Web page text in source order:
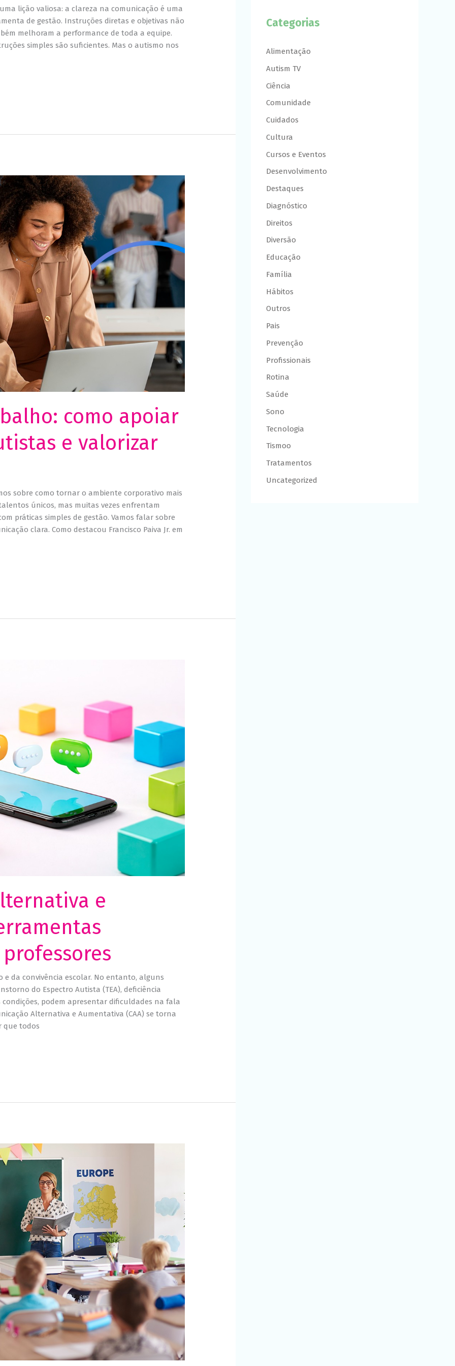
lição valiosa: a clareza na comunicação é uma
de gestão. Instruções diretas e objetivas não
melhoram a performance de toda a equipe.
simples são suficientes. Mas o autismo nos
como apoiar
e valorizar
sobre como tornar o ambiente corporativo mais
únicos, mas muitas vezes enfrentam
práticas simples de gestão. Vamos falar sobre
clara. Como destacou Francisco Paiva Jr. em
e
e da convivência escolar. No entanto, alguns
do Espectro Autista (TEA), deficiência
podem apresentar dificuldades na fala
Alternativa e Aumentativa (CAA) se torna
que todos
Categorias
Alimentação
Autism TV
Ciência
Comunidade
Cuidados
Cultura
Cursos e Eventos
Desenvolvimento
Destaques
Diagnóstico
Direitos
Diversão
Educação
Família
Hábitos
Outros
Pais
Prevenção
Profissionais
Rotina
Saúde
Sono
Tecnologia
Tismoo
Tratamentos
Uncategorized
Experiência
Para que o
nosso site
funcione o
melhor
possível
seus interesses
e
comportamento
ao visitar nosso
site, você
aumenta a
chance de ver
conteúdo e
ofertas
personalizadas.